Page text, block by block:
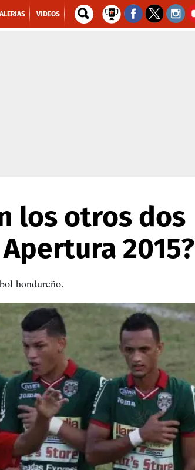
VIDEOS
los otros dos
2015?
hondureño.